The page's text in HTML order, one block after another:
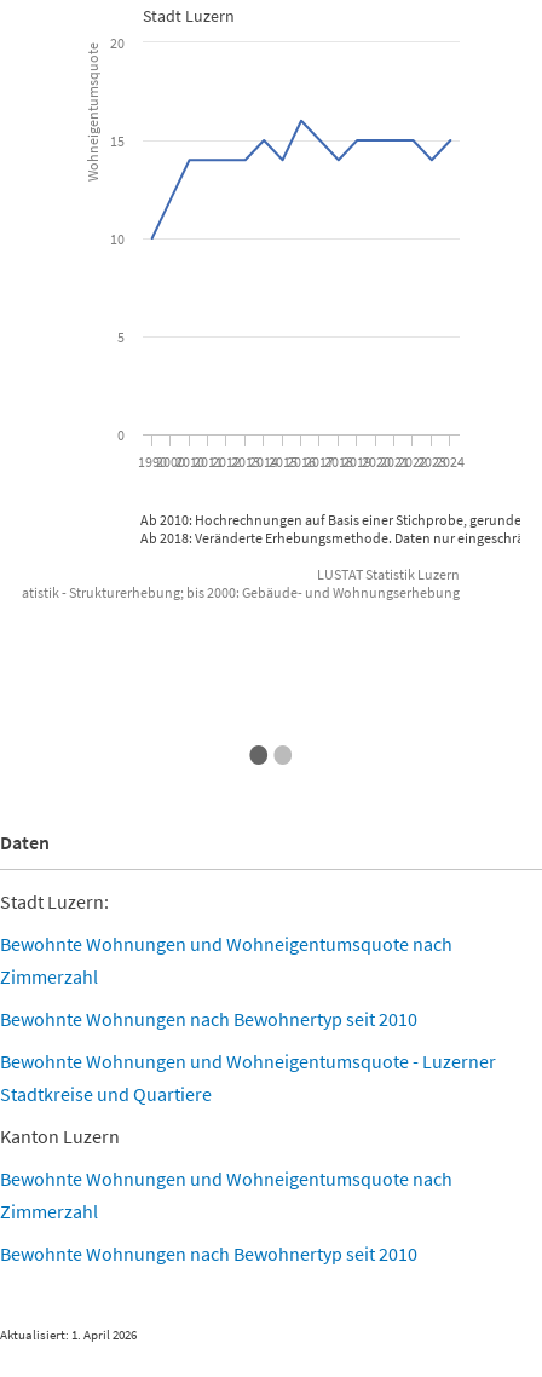
Wohneigentumsquote seit 1990
Line chart with 17 data points.
Stadt Luzern
View as data table, Wohneigentumsquote seit 1990
The chart has 1 X axis displaying categories.
The chart has 1 Y axis displaying Wohneigentumsquote. Data
Ab 2010: Hochrechnungen auf Basis einer Stichprobe, gerundete
Ab 2018: Veränderte Erhebungsmethode. Daten nur
Wohneigentumsquote
Stadt Luzern
19902000201020112012201320142015201620172018201920202021202220232024
0
5
10
15
20
LUSTAT Statistik Luzern
Statistik - Strukturerhebung; bis 2000: Gebäude- und Wohnungserhebung
••
Daten
Stadt Luzern:
Bewohnte Wohnungen und Wohneigentumsquote nach
Zimmerzahl
Bewohnte Wohnungen nach Bewohnertyp seit 2010
Bewohnte Wohnungen und Wohneigentumsquote - Luzerner
Stadtkreise und Quartiere
Kanton Luzern
Bewohnte Wohnungen und Wohneigentumsquote nach
Zimmerzahl
Bewohnte Wohnungen nach Bewohnertyp seit 2010
Aktualisiert: 1. April 2026